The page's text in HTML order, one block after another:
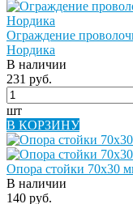
Ограждение
Нордика
В наличии
231 руб.
шт
В КОРЗИНУ
Опора стойки 70х30
В наличии
140 руб.